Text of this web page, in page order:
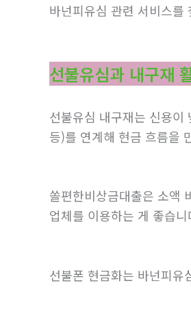
바넌피유심 관련 서비스
선불유심과 내구재
선불유심 내구재는 신용
등)를 연계해 현금 흐름을
쏠편한비상금대출은 소액
업체를 이용하는 게 좋습
선불폰 현금화는 바넌피